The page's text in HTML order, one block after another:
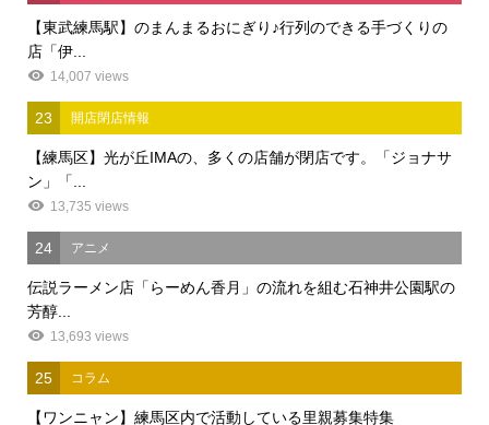
【東武練馬駅】のまんまるおにぎり♪行列のできる手づくりの
店「伊...
14,007 views
23 開店閉店情報
【練馬区】光が丘IMAの、多くの店舗が閉店です。「ジョナサ
ン」「...
13,735 views
24 アニメ
伝説ラーメン店「らーめん香月」の流れを組む石神井公園駅の
芳醇...
13,693 views
25 コラム
【ワンニャン】練馬区内で活動している里親募集特集